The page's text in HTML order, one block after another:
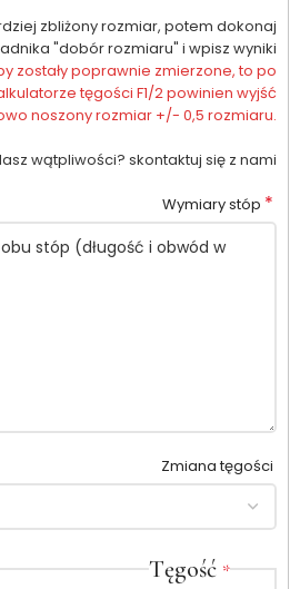
zbliżony rozmiar, potem dokonaj
"dobór rozmiaru" i wpisz wyniki
zostały poprawnie zmierzone, to po
tęgości F1/2 powinien wyjść
noszony rozmiar +/- 0,5 rozmiaru.
wątpliwości? skontaktuj się z nami
Wymiary stóp *
Zmiana tęgości
Tęgość *